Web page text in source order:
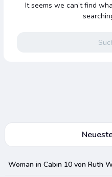
It seems we can’t find
Woman in Cabin 10 von Ruth